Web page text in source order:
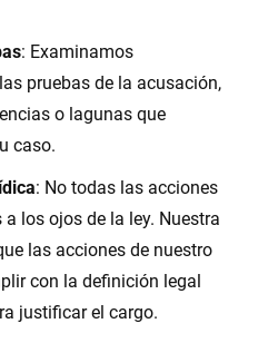
: Examinamos
pruebas de la acusación,
o lagunas que
caso.
: No todas las acciones
los ojos de la ley. Nuestra
las acciones de nuestro
con la definición legal
justificar el cargo.